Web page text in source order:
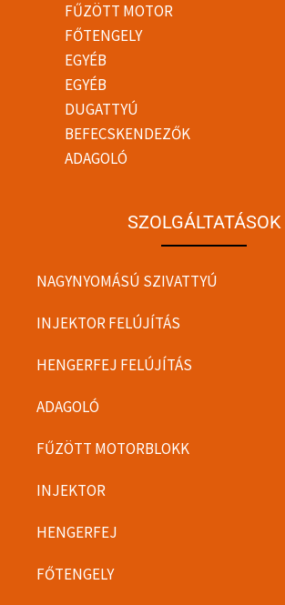
FŰZÖTT MOTOR
FŐTENGELY
EGYÉB
EGYÉB
DUGATTYÚ
BEFECSKENDEZŐK
ADAGOLÓ
SZOLGÁLTATÁSOK
NAGYNYOMÁSÚ SZIVATTYÚ
INJEKTOR FELÚJÍTÁS
HENGERFEJ FELÚJÍTÁS
ADAGOLÓ
FŰZÖTT MOTORBLOKK
INJEKTOR
HENGERFEJ
FŐTENGELY